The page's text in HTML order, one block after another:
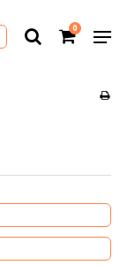
0